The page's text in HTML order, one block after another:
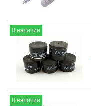
В наличии
В наличии